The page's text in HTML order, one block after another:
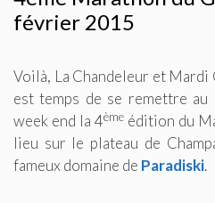
février 2015
Voilà, La Chandeleur et
est temps de se remettre
week end la 4ème édition du
lieu sur le plateau de
fameux domaine de Paradiski.